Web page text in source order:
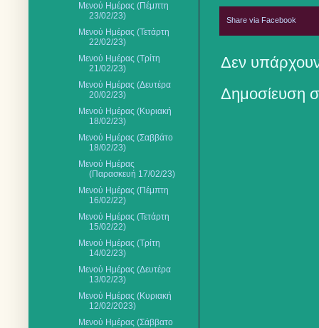
Share via Facebook
Δεν
Δημοσίευση
Μενού Ημέρας (Πέμπτη
23/02/23)
Μενού Ημέρας (Τετάρτη
22/02/23)
Μενού Ημέρας (Τρίτη
21/02/23)
Μενού Ημέρας (Δευτέρα
20/02/23)
Μενού Ημέρας (Κυριακή
18/02/23)
Μενού Ημέρας (Σαββάτο
18/02/23)
Μενού Ημέρας
(Παρασκευή 17/02/23)
Μενού Ημέρας (Πέμπτη
16/02/22)
Μενού Ημέρας (Τετάρτη
15/02/22)
Μενού Ημέρας (Τρίτη
14/02/23)
Μενού Ημέρας (Δευτέρα
13/02/23)
Μενού Ημέρας (Κυριακή
12/02/2023)
Μενού Ημέρας (Σάββατο